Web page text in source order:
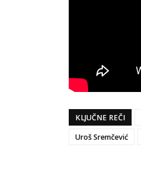
KLJUČNE REČI
Uroš Sremčević